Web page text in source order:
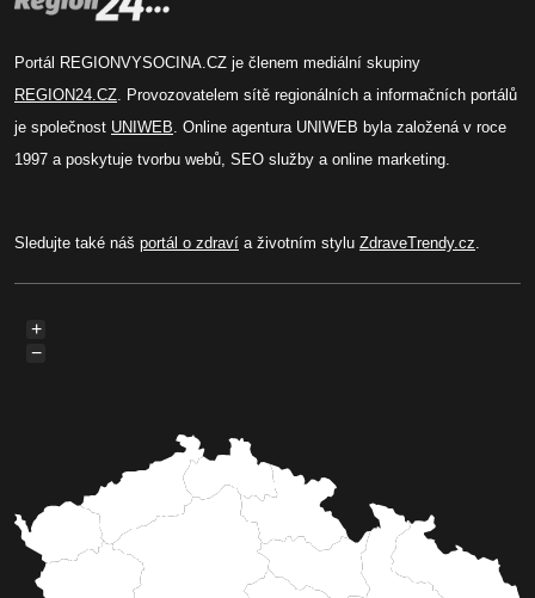
Portál REGIONVYSOCINA.CZ je členem mediální skupiny
REGION24.CZ . Provozovatelem sítě regionálních a informačních portálů
je společnost UNIWEB . Online agentura UNIWEB byla založená v roce
1997 a poskytuje tvorbu webů, SEO služby a online marketing.
Sledujte také náš portál o zdraví a životním stylu ZdraveTrendy.cz
+
−